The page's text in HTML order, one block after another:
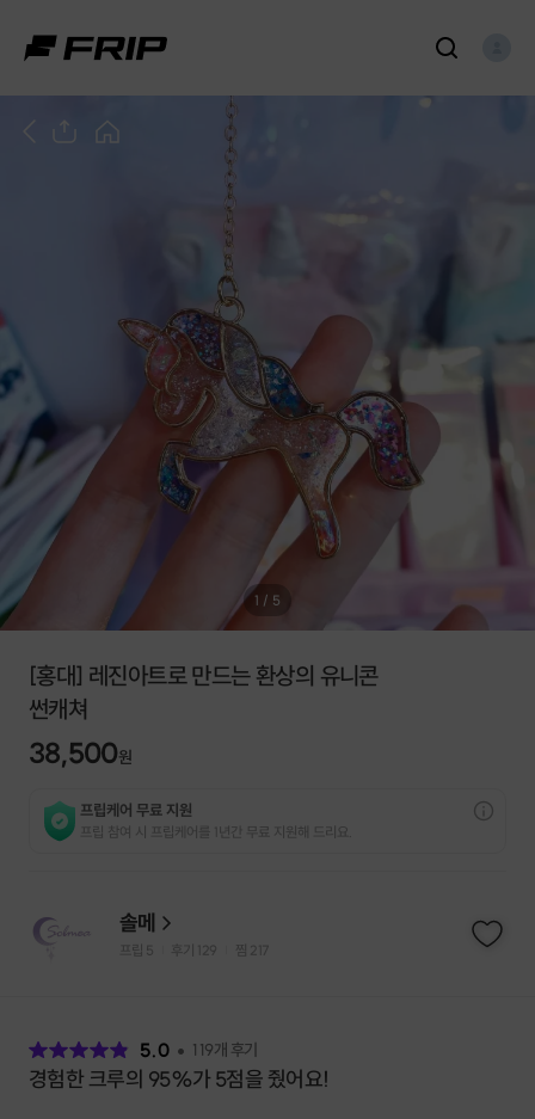
1 / 5
[홍대] 레진아트로 만드는 환상의 유니콘
썬캐쳐
38,500원
프립케어 무료 지원
프립 참여 시 프립케어를 1년간 무료 지원해 드리요.
솔메
프립 5 후기 129 찜 217
5.0 119개 후기
경험한 크루의 95%가 5점을 줬어요!